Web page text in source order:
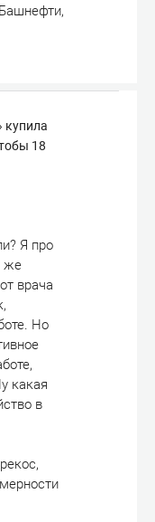
купила
18
Я про
же
врача
Но
какая
в